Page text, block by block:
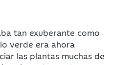
tan exuberante como
verde era ahora
las plantas muchas de